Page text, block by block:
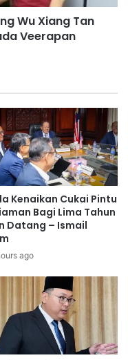
Wu Xiang Tan
Veerapan
Kenaikan Cukai Pintu
Bagi Lima Tahun
Datang – Ismail
ago